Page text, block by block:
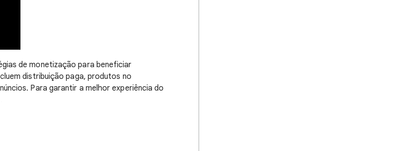
de monetização para beneficiar
distribuição paga, produtos no
Para garantir a melhor experiência do